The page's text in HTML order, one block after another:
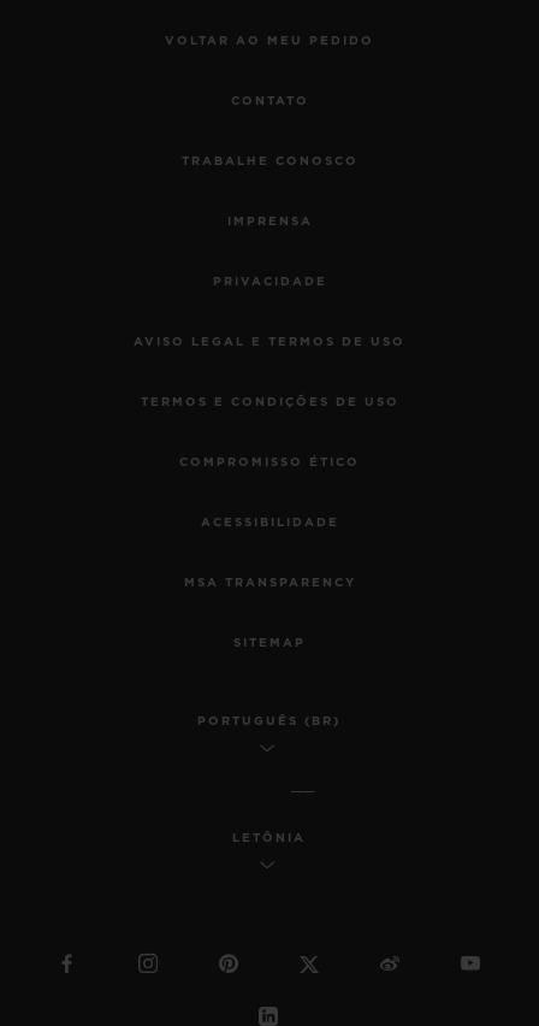
VOLTAR AO MEU PEDIDO
CONTATO
TRABALHE CONOSCO
IMPRENSA
PRIVACIDADE
AVISO LEGAL E TERMOS DE USO
TERMOS E CONDIÇÕES DE USO
COMPROMISSO ÉTICO
ACESSIBILIDADE
MSA TRANSPARENCY
SITEMAP
PORTUGUÊS (BR)
LETÔNIA